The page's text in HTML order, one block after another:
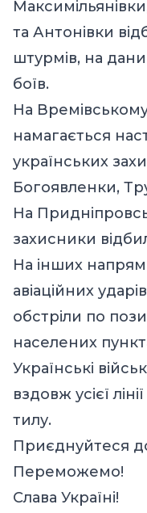
та Антонівки
штурмів, на
боїв.
На
намагається
українських
Богоявленки,
На
захисники
На інших
авіаційних
обстріли по
населених
Українські
вздовж усієї
тилу.
Приєднуйтеся
Переможемо!
Слава Україні!